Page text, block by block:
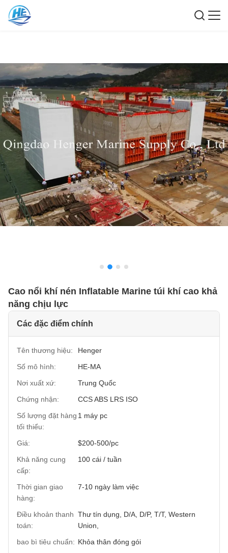
Cao nổi khí nén Inflatable Marine túi khí cao khả
năng chịu lực
Các đặc điểm chính
Tên thương hiệu:
Henger
Số mô hình:
HE-MA
Nơi xuất xứ:
Trung Quốc
Chứng nhận:
CCS ABS LRS ISO
Số lượng đặt hàng
tối thiểu:
1 máy pc
Giá:
$200-500/pc
Khả năng cung
cấp:
100 cái / tuần
Thời gian giao
hàng:
7-10 ngày làm việc
Điều khoản thanh
toán:
Thư tín dụng, D/A, D/P, T/T, Western
Union,
bao bì tiêu chuẩn: Khỏa thân đóng gói